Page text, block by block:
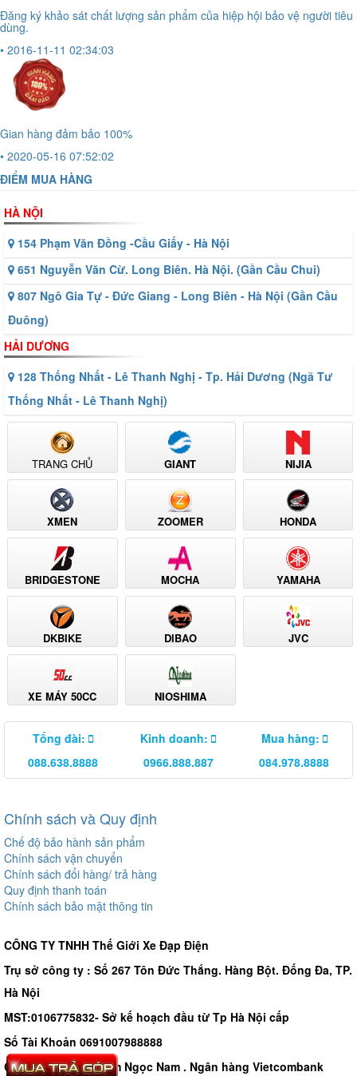
Đăng ký khảo sát chất lượng sản phẩm của hiệp hội bảo vệ người tiêu
dùng.
• 2016-11-11 02:34:03
Gian hàng đảm bảo 100%
• 2020-05-16 07:52:02
ĐIỂM MUA HÀNG
HÀ NỘI
154 Phạm Văn Đồng -Cầu Giấy - Hà Nội
651 Nguyễn Văn Cừ. Long Biên. Hà Nội. (Gần Cầu Chui)
807 Ngô Gia Tự - Đức Giang - Long Biên - Hà Nội (Gần Cầu
Đuông)
HẢI DƯƠNG
128 Thống Nhất - Lê Thanh Nghị - Tp. Hải Dương (Ngã Tư
Thống Nhất - Lê Thanh Nghị)
TRANG CHỦ GIANT NIJIA
XMEN ZOOMER HONDA
BRIDGESTONE MOCHA YAMAHA
DKBIKE DIBAO JVC
XE MÁY 50CC NIOSHIMA
Tổng đài:
088.638.8888
Kinh doanh:
0966.888.887
Mua hàng:
084.978.8888
Chính sách và Quy định
Chế độ bảo hành sản phẩm
Chính sách vận chuyển
Chính sách đổi hàng/ trả hàng
Quy định thanh toán
Chính sách bảo mật thông tin
CÔNG TY TNHH Thế Giới Xe Đạp Điện
Trụ sở công ty : Số 267 Tôn Đức Thắng. Hàng Bột. Đống Đa, TP.
Hà Nội
MST:0106775832- Sở kế hoạch đầu từ Tp Hà Nội cấp
Số Tài Khoản 0691007988888
Chủ tài khoản - Phạm Ngọc Nam . Ngân hàng Vietcombank